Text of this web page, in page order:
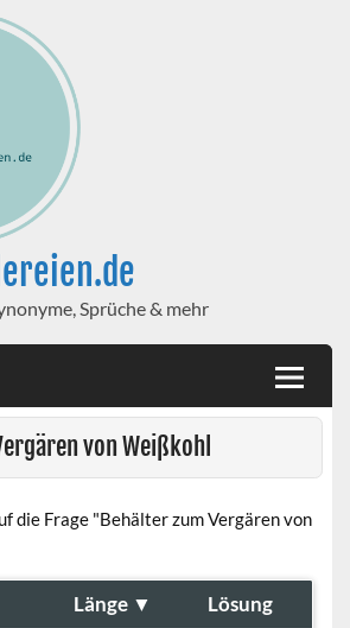
Sprüche & mehr
von Weißkohl
die Frage "Behälter zum Vergären von
Länge ▼ Lösung